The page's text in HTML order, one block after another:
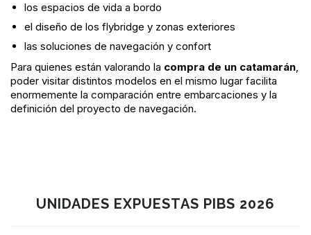
los espacios de vida a bordo
el diseño de los flybridge y zonas exteriores
las soluciones de navegación y confort
Para quienes están valorando la compra de un catamarán,
poder visitar distintos modelos en el mismo lugar facilita
enormemente la comparación entre embarcaciones y la
definición del proyecto de navegación.
UNIDADES EXPUESTAS PIBS 2026